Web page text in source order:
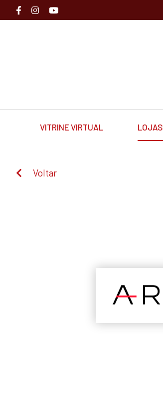
VITRINE VIRTUAL LOJAS
Voltar